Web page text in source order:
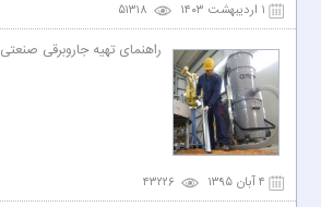
۱ اردیبهشت ۱۴۰۳
راهنمای تهیه جاروبرقی صنعتی
۴ آبان ۱۳۹۵